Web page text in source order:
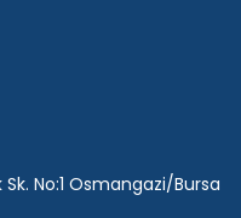
No:1 Osmangazi/Bursa